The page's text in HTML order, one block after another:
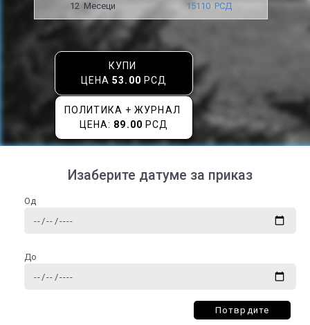
12 Месеци 15110 РСД
КУПИ
ЦЕНА53.00 РСД
ПОЛИТИКА + ЖУРНАЛ
ЦЕНА: 89.00 РСД
Изаберите датуме за приказ
Од
До
Потврдите